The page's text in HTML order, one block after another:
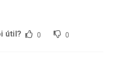
útil? 0 0